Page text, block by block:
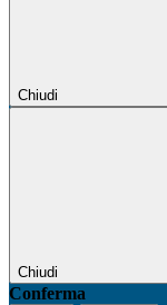
Chiudi
Chiudi
Conferma